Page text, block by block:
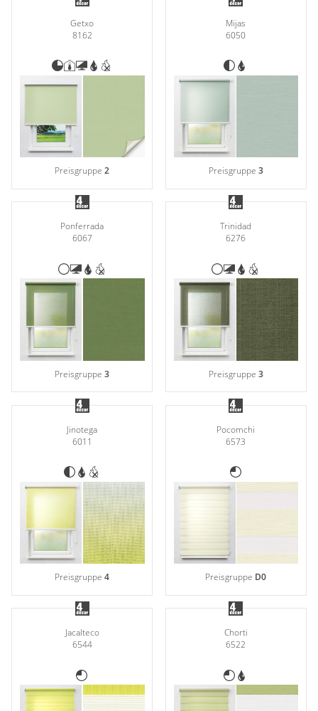
Getxo
8162
Preisgruppe2
Mijas
6050
Preisgruppe 3
Ponferrada
6067
Preisgruppe3
Trinidad
6276
Preisgruppe 3
Jinotega
6011
Preisgruppe4
Pocomchi
6573
Preisgruppe D0
Jacalteco
6544
Chorti
6522